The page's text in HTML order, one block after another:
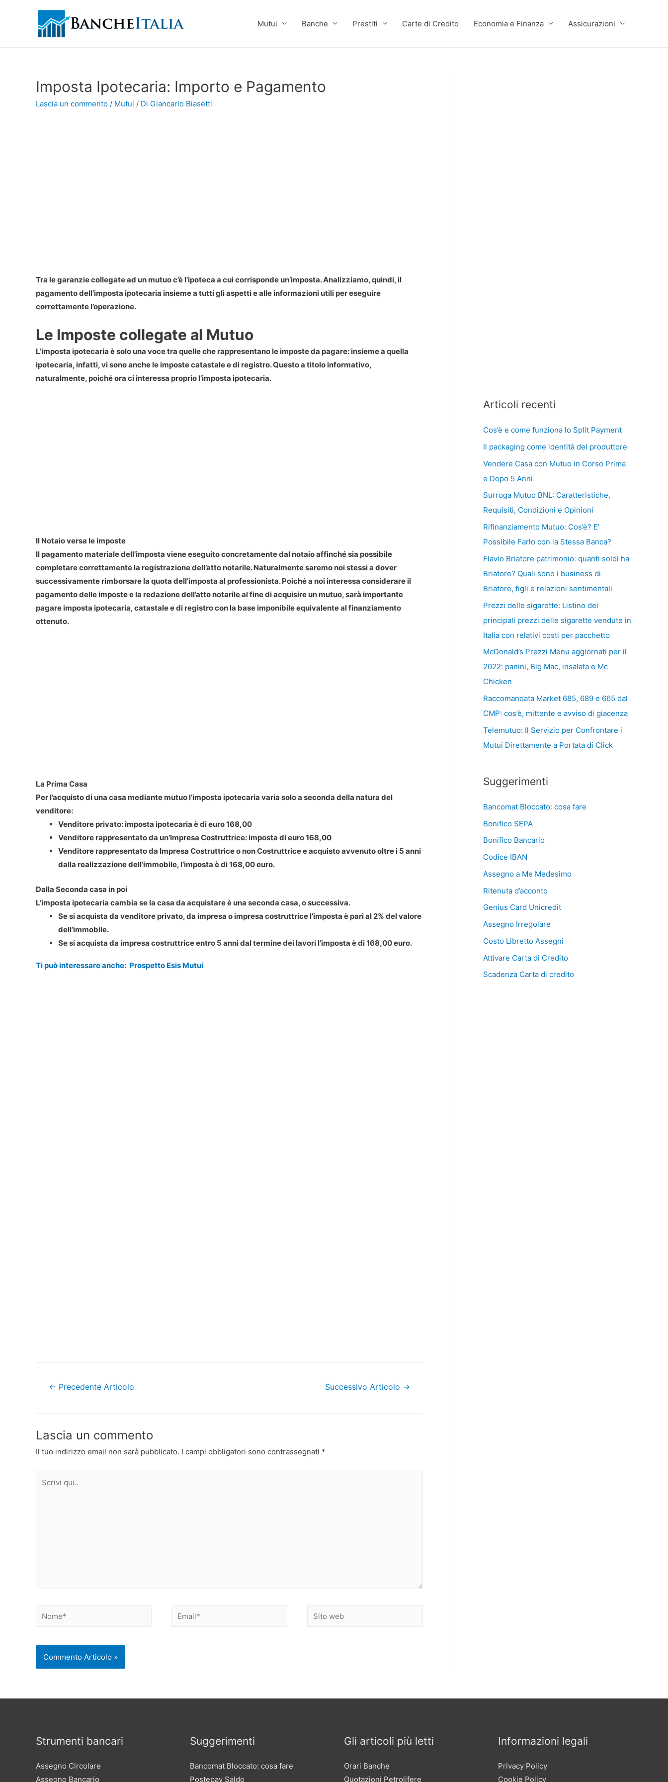
Mutui Banche Prestiti Carte di Credito Economia e Finanza Assicurazioni
Imposta Ipotecaria: Importo e Pagamento
Lascia un commento / Mutui / Di Giancarlo Biasetti
Tra le garanzie collegate ad un mutuo c’è l’ipoteca a cui corrisponde un’imposta. Analizziamo, quindi, il
pagamento dell’imposta ipotecaria insieme a tutti gli aspetti e alle informazioni utili per eseguire
correttamente l’operazione.
Le Imposte collegate al Mutuo
L’imposta ipotecaria è solo una voce tra quelle che rappresentano le imposte da pagare: insieme a quella
ipotecaria, infatti, vi sono anche le imposte catastale e di registro. Questo a titolo informativo,
naturalmente, poiché ora ci interessa proprio l’imposta ipotecaria.
Il Notaio versa le imposte
Il pagamento materiale dell’imposta viene eseguito concretamente dal notaio affinché sia possibile
completare correttamente la registrazione dell’atto notarile. Naturalmente saremo noi stessi a dover
successivamente rimborsare la quota dell’imposta al professionista. Poiché a noi interessa considerare il
pagamento delle imposte e la redazione dell’atto notarile al fine di acquisire un mutuo, sarà importante
pagare imposta ipotecaria, catastale e di registro con la base imponibile equivalente al finanziamento
ottenuto.
La Prima Casa
Per l’acquisto di una casa mediante mutuo l’imposta ipotecaria varia solo a seconda della natura del
venditore:
Venditore privato: imposta ipotecaria è di euro 168,00
Venditore rappresentato da un’Impresa Costruttrice: imposta di euro 168,00
Venditore rappresentato da Impresa Costruttrice o non Costruttrice e acquisto avvenuto oltre i 5 anni
dalla realizzazione dell’immobile, l’imposta è di 168,00 euro.
Dalla Seconda casa in poi
L’imposta ipotecaria cambia se la casa da acquistare è una seconda casa, o successiva.
Se si acquista da venditore privato, da impresa o impresa costruttrice l’imposta è pari al 2% del valore
dell’immobile.
Se si acquista da impresa costruttrice entro 5 anni dal termine dei lavori l’imposta è di 168,00 euro.
Ti può interessare anche: Prospetto Esis Mutui
Navigazione
← Precedente Articolo Successivo Articolo →
Lascia un commento
Il tuo indirizzo email non sarà pubblicato. I campi obbligatori sono contrassegnati *
Nome* Email*
Sito
Articoli recenti
Cos’è e come funziona lo Split Payment
Il packaging come identità del produttore
Vendere Casa con Mutuo in Corso Prima
e Dopo 5 Anni
Surroga Mutuo BNL: Caratteristiche,
Requisiti, Condizioni e Opinioni
Rifinanziamento Mutuo: Cos’è? E’
Possibile Farlo con la Stessa Banca?
Flavio Briatore patrimonio: quanti soldi ha
Briatore? Quali sono i business di
Briatore, figli e relazioni sentimentali
Prezzi delle sigarette: Listino dei
principali prezzi delle sigarette vendute in
Italia con relativi costi per pacchetto
McDonald’s Prezzi Menu aggiornati per il
2022: panini, Big Mac, insalata e Mc
Chicken
Raccomandata Market 685, 689 e 665 dal
CMP: cos’è, mittente e avviso di giacenza
Telemutuo: Il Servizio per Confrontare i
Mutui Direttamente a Portata di Click
Suggerimenti
Bancomat Bloccato: cosa fare
Bonifico SEPA
Bonifico Bancario
Codice IBAN
Assegno a Me Medesimo
Ritenuta d’acconto
Genius Card Unicredit
Assegno Irregolare
Costo Libretto Assegni
Attivare Carta di Credito
Scadenza Carta di credito
Strumenti bancari
Assegno Circolare
Assegno Bancario
Suggerimenti
Bancomat Bloccato: cosa fare
Postepay Saldo
Gli articoli più letti
Orari Banche
Quotazioni Petrolifere
Informazioni legali
Privacy Policy
Cookie Policy